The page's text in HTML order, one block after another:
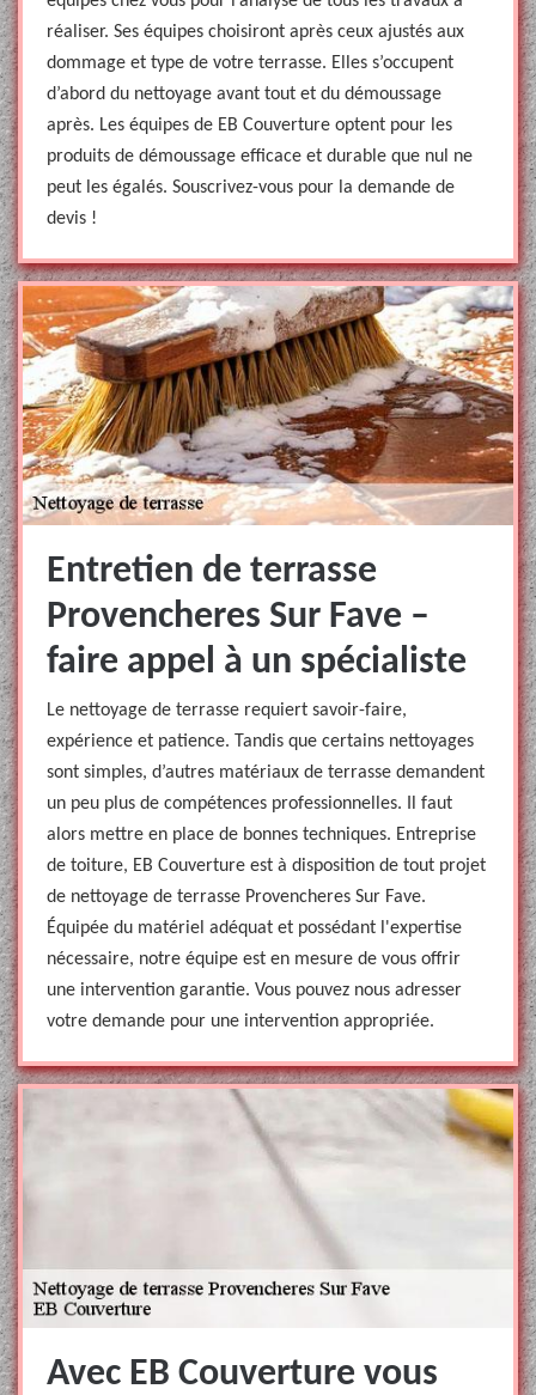
réaliser. Ses équipes choisiront après ceux ajustés aux
dommage et type de votre terrasse. Elles s’occupent
d’abord du nettoyage avant tout et du démoussage
après. Les équipes de EB Couverture optent pour les
produits de démoussage efficace et durable que nul ne
peut les égalés. Souscrivez-vous pour la demande de
devis !
Entretien de terrasse
Provencheres Sur Fave –
faire appel à un spécialiste
Le nettoyage de terrasse requiert savoir-faire,
expérience et patience. Tandis que certains nettoyages
sont simples, d’autres matériaux de terrasse demandent
un peu plus de compétences professionnelles. Il faut
alors mettre en place de bonnes techniques. Entreprise
de toiture, EB Couverture est à disposition de tout projet
de nettoyage de terrasse Provencheres Sur Fave.
Équipée du matériel adéquat et possédant l'expertise
nécessaire, notre équipe est en mesure de vous offrir
une intervention garantie. Vous pouvez nous adresser
votre demande pour une intervention appropriée.
Avec EB Couverture vous